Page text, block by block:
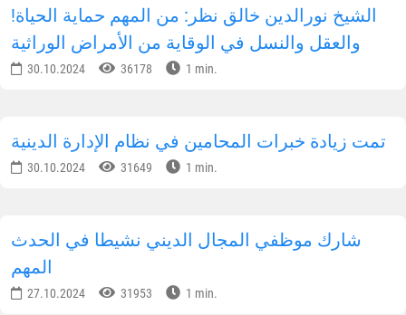
!الشيخ نورالدين خالق نظر: من المهم حماية الحياة
والعقل والنسل في الوقاية من الأمراض الوراثية
30.10.2024 36178 1 min.
تمت زيادة خبرات المحامين في نظام الإدارة الدينية
30.10.2024 31649 1 min.
شارك موظفي المجال الديني نشيطا في الحدث
المهم
27.10.2024 31953 1 min.